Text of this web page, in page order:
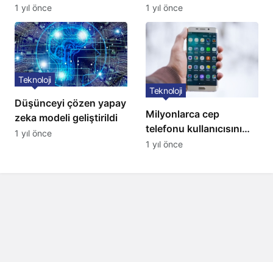
1 yıl önce
kullanıma açıldı
1 yıl önce
Düşünceyi çözen yapay
zeka modeli geliştirildi
Teknoloji
1 yıl önce
Milyonlarca cep
telefonu kullanıcısını
ilgilendiren karar: 31
Teknoloji
1 yıl önce